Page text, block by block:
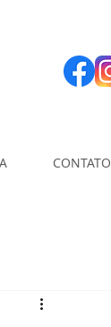
CONTATO